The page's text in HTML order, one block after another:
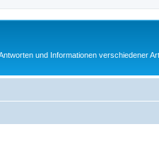
und Informationen verschiedener Art